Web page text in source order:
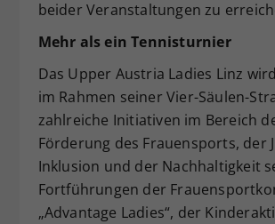
beider Veranstaltungen zu
Mehr als ein Tennisturnier
Das Upper Austria Ladies Linz
im Rahmen seiner Vier-Säulen-
zahlreiche Initiativen im Bereich
Förderung des Frauensports, der
Inklusion und der Nachhaltigkeit
Fortführungen der
„Advantage Ladies“, der